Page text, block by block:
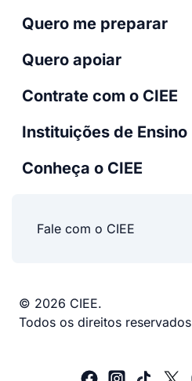
Quero me preparar
Quero apoiar
Contrate com o CIEE
Instituições de Ensino
Conheça o CIEE
Fale com o CIEE
© 2026 CIEE.
Todos os direitos reservados